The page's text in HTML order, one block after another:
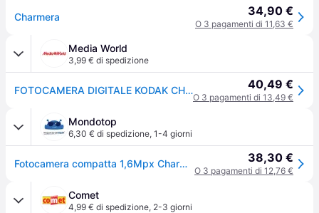
Charmera 34,90 €
O 3 pagamenti di 11,63 €
Media World
3,99 € di spedizione
FOTOCAMERA DIGITALE KODAK CHARMERA, 1,6 megapixel, Blind Box 40,49 €
O 3 pagamenti di 13,49 €
Mondotop
6,30 € di spedizione, 1-4 giorni
Fotocamera compatta 1,6Mpx Charmera Assortito KF0601 38,30 €
O 3 pagamenti di 12,76 €
Comet
4,99 € di spedizione, 2-3 giorni